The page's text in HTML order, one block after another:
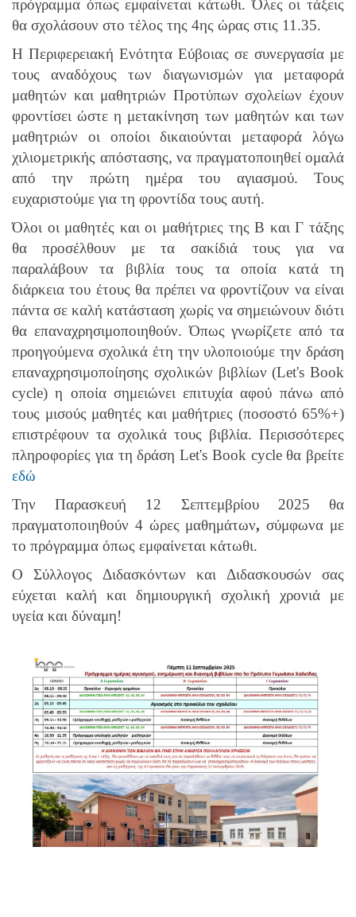
πρόγραμμα όπως εμφαίνεται κάτωθι. Όλες οι τάξεις
θα σχολάσουν στο τέλος της 4ης ώρας στις 11.35.
Η Περιφερειακή Ενότητα Εύβοιας σε συνεργασία με
τους αναδόχους των διαγωνισμών για μεταφορά
μαθητών και μαθητριών Προτύπων σχολείων έχουν
φροντίσει ώστε η μετακίνηση των μαθητών και των
μαθητριών οι οποίοι δικαιούνται μεταφορά λόγω
χιλιομετρικής απόστασης, να πραγματοποιηθεί ομαλά
από την πρώτη ημέρα του αγιασμού. Τους
ευχαριστούμε για τη φροντίδα τους αυτή.
Όλοι οι μαθητές και οι μαθήτριες της Β και Γ τάξης
θα προσέλθουν με τα σακίδιά τους για να
παραλάβουν τα βιβλία τους τα οποία κατά τη
διάρκεια του έτους θα πρέπει να φροντίζουν να είναι
πάντα σε καλή κατάσταση χωρίς να σημειώνουν διότι
θα επαναχρησιμοποιηθούν. Όπως γνωρίζετεαπό τα
προηγούμενα σχολικά έτη την υλοποιούμε την δράση
επαναχρησιμοποίησης σχολικών βιβλίων (Let's Book
cycle) η οποία σημειώνει επιτυχίααφού πάνω από
τους μισούς μαθητές και μαθήτριες (ποσοστό 65%+)
επιστρέφουν τα σχολικά τους βιβλία. Περισσότερες
πληροφορίες για τη δράση Let's Book cycle θα βρείτε
εδώ
Την Παρασκευή 12 Σεπτεμβρίου 2025 θα
πραγματοποιηθούν 4 ώρες μαθημάτων, σύμφωνα με
το πρόγραμμα όπως εμφαίνεται κάτωθι.
Ο Σύλλογος Διδασκόντων και Διδασκουσών σας
εύχεται καλή και δημιουργική σχολική χρονιά με
υγεία και δύναμη!